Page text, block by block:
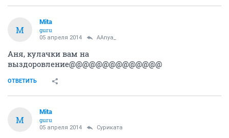
M
Mita
guru
05 апреля 2014 AAnya_
Аня, кулачки вам на
выздоровление@@@@@@@@@@@@@@
ОТВЕТИТЬ
M
Mita
guru
05 апреля 2014 Суриката